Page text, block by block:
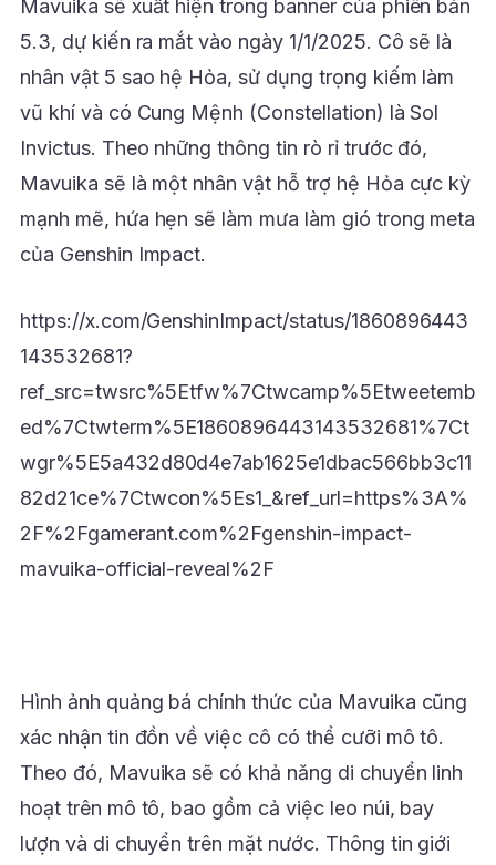
Mavuika sẽ xuất hiện trong banner của phiên bản
5.3, dự kiến ra mắt vào ngày 1/1/2025. Cô sẽ là
nhân vật 5 sao hệ Hỏa, sử dụng trọng kiếm làm
vũ khí và có Cung Mệnh (Constellation) là Sol
Invictus. Theo những thông tin rò rỉ trước đó,
Mavuika sẽ là một nhân vật hỗ trợ hệ Hỏa cực kỳ
mạnh mẽ, hứa hẹn sẽ làm mưa làm gió trong meta
của Genshin Impact.
https://x.com/GenshinImpact/status/1860896443
143532681?
ref_src=twsrc%5Etfw%7Ctwcamp%5Etweetemb
ed%7Ctwterm%5E1860896443143532681%7Ct
wgr%5E5a432d80d4e7ab1625e1dbac566bb3c11
82d21ce%7Ctwcon%5Es1_&ref_url=https%3A%
2F%2Fgamerant.com%2Fgenshin-impact-
mavuika-official-reveal%2F
Hình ảnh quảng bá chính thức của Mavuika cũng
xác nhận tin đồn về việc cô có thể cưỡi mô tô.
Theo đó, Mavuika sẽ có khả năng di chuyển linh
hoạt trên mô tô, bao gồm cả việc leo núi, bay
lượn và di chuyển trên mặt nước. Thông tin giới